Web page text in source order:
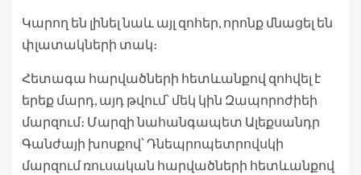
Կարող են լինել նաև այլ զոհեր, որոնք մնացել են
փլատակների տակ։
Հետագա հարվածների հետևանքով զոհվել է
երեք մարդ, այդ թվում՝ մեկ կին Զապորոժիեի
մարզում։ Մարզի նահանգապետ Ալեքսանդր
Գանժայի խոսքով՝ Դնեպրոպետրովսկի
մարզում ռուսական հարվածների հետևանքով